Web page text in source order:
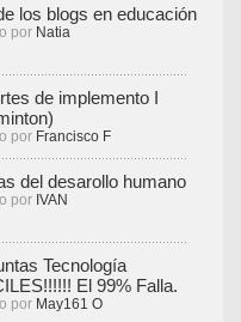
los blogs en educación
por Natia
de implemento I
por Francisco F
del desarollo humano
por IVAN
Tecnología
El 99% Falla.
por May161 O